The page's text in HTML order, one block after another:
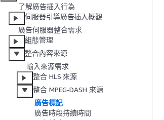
了解廣告插入行為
伺服器引導廣告插入概觀
廣告伺服器整合需求
組態管理
整合內容來源
輸入來源需求
整合 HLS 來源
整合 MPEG-DASH 來源
廣告標記
廣告時段持續時間